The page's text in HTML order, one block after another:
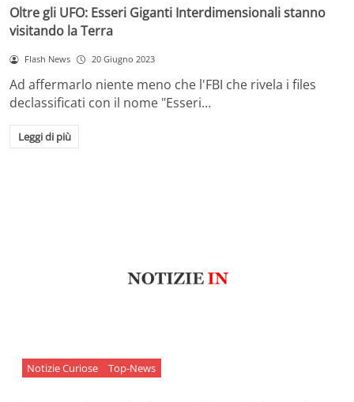
Oltre gli UFO: Esseri Giganti Interdimensionali stanno
visitando la Terra
Flash News 20 Giugno 2023
Ad affermarlo niente meno che l'FBI che rivela i files
declassificati con il nome "Esseri…
Leggi di più
Notizie Curiose Top-News